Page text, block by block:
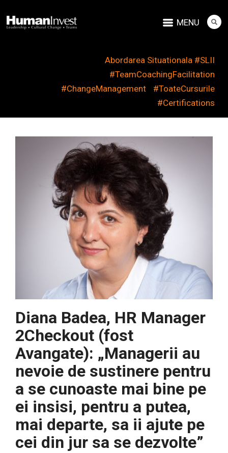
MENU
Abordarea Situationala #SLII
#TeamCoachingFacilitation
#ChangeManagement
#ToateCursurile
#Certifications
Diana Badea, HR Manager
2Checkout (fost
Avangate): „Managerii au
nevoie de sustinere pentru
a se cunoaste mai bine pe
ei insisi, pentru a putea,
mai departe, sa ii ajute pe
cei din jur sa se dezvolte”